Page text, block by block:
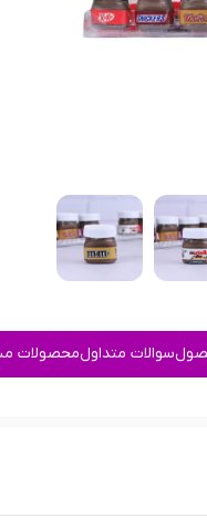
سوالات متداولمحصولات